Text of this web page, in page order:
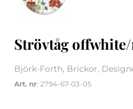
Strövtåg
Björk-Forth, Brickor,
Art. nr: 2794-67-03-05